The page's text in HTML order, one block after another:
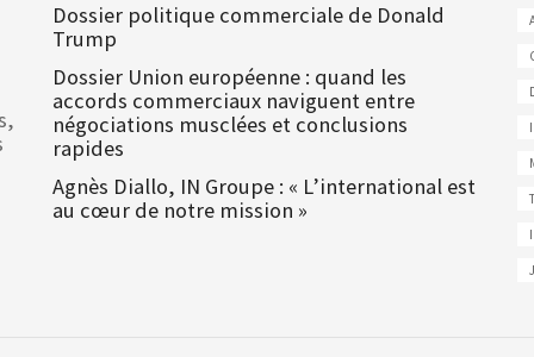
Dossier politique commerciale de Donald
Trump
Dossier Union européenne : quand les
accords commerciaux naviguent entre
négociations musclées et conclusions
rapides
Agnès Diallo, IN Groupe : « L’international est
au cœur de notre mission »